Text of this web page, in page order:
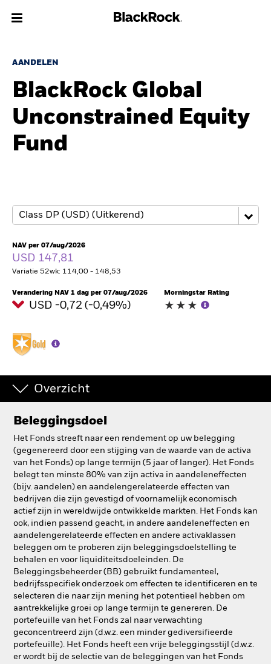
Over Ons
Producten
Thema's
Inzichten
Particulieren
Nederland
Change location
BlackRock
Aladdin
AANDELEN
BlackRock Global
Unconstrained Equity
Fund
NAV per 07/aug/2026
USD 147,81
Variatie 52wk: 114,00 - 148,53
Verandering NAV 1 dag per 07/aug/2026
USD -0,72 (-0,49%)
Morningstar Rating
Overzicht
Beleggingsdoel
Het Fonds streeft naar een rendement op uw belegging
(gegenereerd door een stijging van de waarde van de activa
van het Fonds) op lange termijn (5 jaar of langer). Het Fonds
belegt ten minste 80% van zijn activa in aandeleneffecten
(bijv. aandelen) en aandelengerelateerde effecten van
bedrijven die zijn gevestigd of voornamelijk economisch
actief zijn in wereldwijde ontwikkelde markten. Het Fonds kan
ook, indien passend geacht, in andere aandeleneffecten en
aandelengerelateerde effecten en andere activaklassen
beleggen om te proberen zijn beleggingsdoelstelling te
behalen en voor liquiditeitsdoeleinden. De
Beleggingsbeheerder (BB) gebruikt fundamenteel,
bedrijfsspecifiek onderzoek om effecten te identificeren en te
selecteren die naar zijn mening het potentieel hebben om
aantrekkelijke groei op lange termijn te genereren. De
portefeuille van het Fonds zal naar verwachting
geconcentreerd zijn (d.w.z. een minder gediversifieerde
portefeuille). Het Fonds heeft een vrije beleggingsstijl (d.w.z.
er wordt bij de selectie van de beleggingen van het Fonds